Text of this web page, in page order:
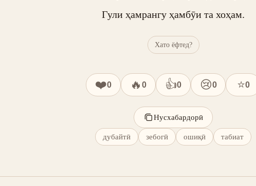
Гули ҳамрангу ҳамбӯи та хоҳам.
Хато ёфтед?
❤️0 🔥 0 👍0 😢0 ⭐0
Нусхабардорӣ
дубайтӣ зебогӣ ошиқӣ табиат